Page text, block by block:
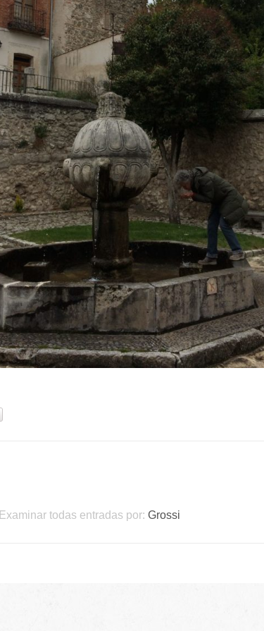
Examinar todas entradas por: Grossi